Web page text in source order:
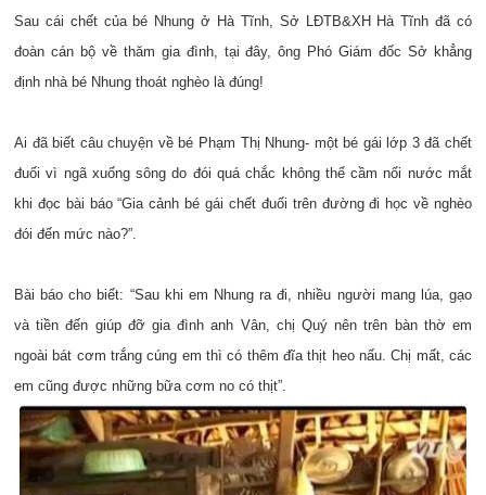
Sau cái chết của bé Nhung ở Hà Tĩnh, Sở LĐTB&XH Hà Tĩnh đã có
đoàn cán bộ về thăm gia đình, tại đây, ông Phó Giám đốc Sở khẳng
định nhà bé Nhung thoát nghèo là đúng!
Ai đã biết câu chuyện về bé Phạm Thị Nhung- một bé gái lớp 3 đã chết
đuối vì ngã xuống sông do đói quá chắc không thể cầm nổi nước mắt
khi đọc bài báo “Gia cảnh bé gái chết đuối trên đường đi học về nghèo
đói đến mức nào?”.
Bài báo cho biết: “Sau khi em Nhung ra đi, nhiều người mang lúa, gạo
và tiền đến giúp đỡ gia đình anh Vân, chị Quý nên trên bàn thờ em
ngoài bát cơm trắng cúng em thì có thêm đĩa thịt heo nấu. Chị mất, các
em cũng được những bữa cơm no có thịt”.